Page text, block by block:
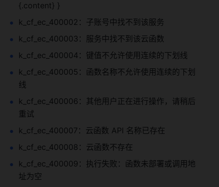
{.content} }
k_cf_ec_400002：子账号中找不到该服务
k_cf_ec_400003：服务中找不到该云函数
k_cf_ec_400004：键值不允许使用连续的下划线
k_cf_ec_400005：函数名称不允许使用连续的下划
线
k_cf_ec_400006：其他用户正在进行操作，请稍后
重试
k_cf_ec_400007：云函数 API 名称已存在
k_cf_ec_400008：云函数不存在
k_cf_ec_400009：执行失败：函数未部署或调用地
址为空